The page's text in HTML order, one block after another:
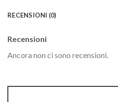
RECENSIONI (0)
Recensioni
Ancora non ci sono recensioni.